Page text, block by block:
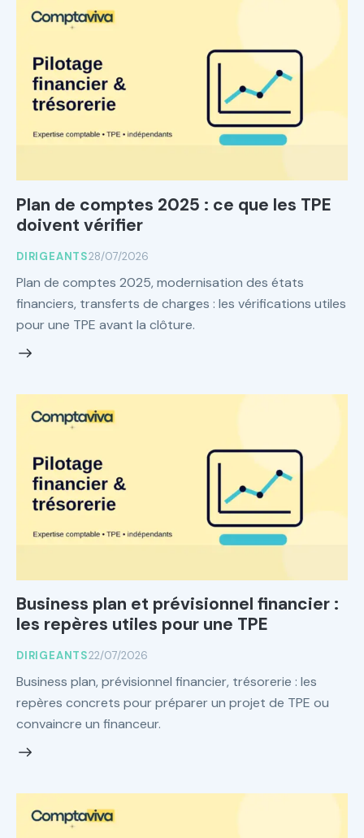
Plan de comptes 2025 : ce que les TPE
doivent vérifier
DIRIGEANTS28/07/2026
Plan de comptes 2025, modernisation des états
financiers, transferts de charges : les vérifications utiles
pour une TPE avant la clôture.
Business plan et prévisionnel financier :
les repères utiles pour une TPE
DIRIGEANTS22/07/2026
Business plan, prévisionnel financier, trésorerie : les
repères concrets pour préparer un projet de TPE ou
convaincre un financeur.